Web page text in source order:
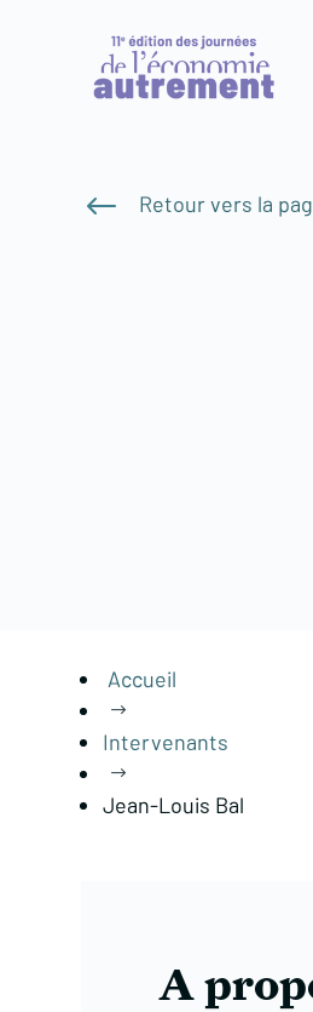
# Retour vers la
Accueil
$
Intervenants
$
Jean-Louis Bal
A